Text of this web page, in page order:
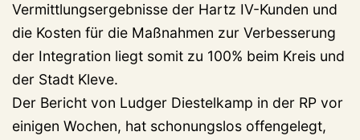
Vermittlungsergebnisse der Hartz IV-Kunden und
die Kosten für die Maßnahmen zur Verbesserung
der Integration liegt somit zu 100% beim Kreis und
der Stadt Kleve.
Der Bericht von Ludger Diestelkamp in der RP vor
einigen Wochen, hat schonungslos offengelegt,